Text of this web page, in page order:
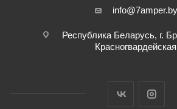
info@7amper.by
Республика Беларусь, г.